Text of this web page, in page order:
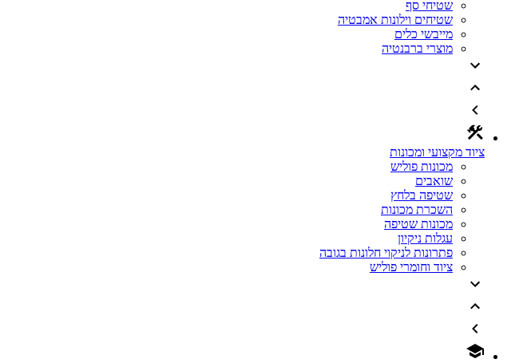
שטיחי סף
שטיחים וילונות אמבטיה
מייבשי כלים
מוצרי ברבנטיה
ציוד מקצועי ומכונות
מכונות פוליש
שואבים
שטיפה בלחץ
השכרת מכונות
מכונות שטיפה
עגלות ניקיון
פתרונות לניקוי חלונות בגובה
ציוד וחומרי פוליש